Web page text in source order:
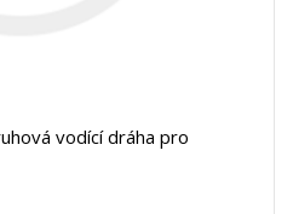
vodící dráha pro